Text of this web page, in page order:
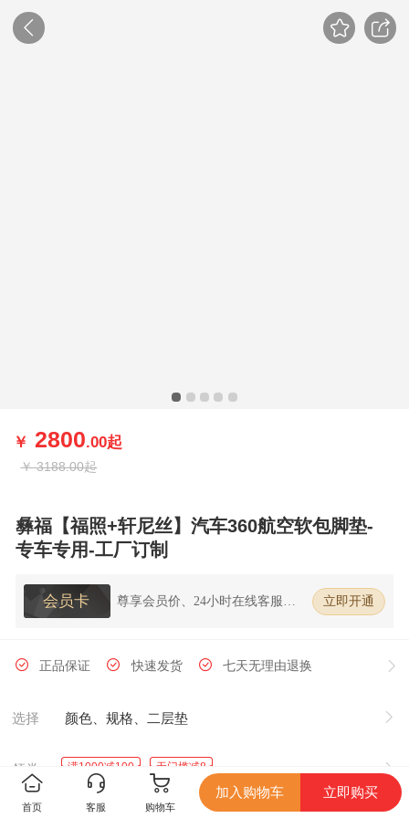
￥ 2800.00起
￥ 3188.00起
彝福【福照+轩尼丝】汽车360航空软包脚垫-
专车专用-工厂订制
会员卡
尊享会员价、24小时在线客服、7
立即开通
正品保证 快速发货 七天无理由退换
选择 颜色、规格、二层垫
领券 满1000减100 无门槛减8
首页 客服 购物车
加入购物车 立即购买